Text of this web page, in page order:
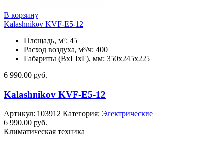
В корзину
Kalashnikov KVF-E5-12
Площадь, м²: 45
Расход воздуха, м³/ч: 400
Габариты (ВхШхГ), мм: 350x245x225
6 990.00 руб.
Kalashnikov KVF-E5-12
Артикул: 103912 Категория: Электрические
6 990.00 руб.
Климатическая техника